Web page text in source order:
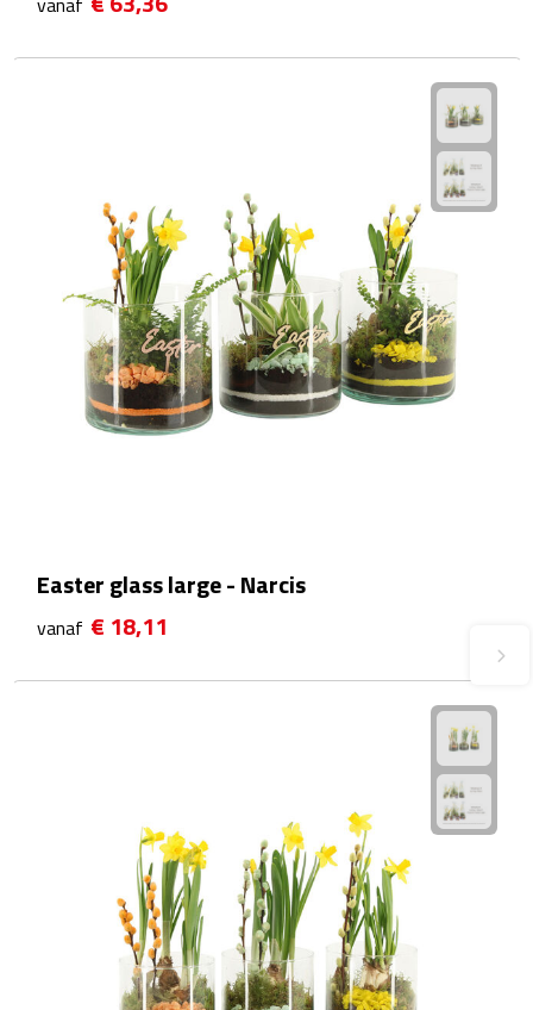
Fiets reparatiesets
Zadelhoezen
Drinkwaren
Drinkbekers
Plastic bekers
Reisbekers
Drinkflessen met karabijnhaak
Sportflessen
Thermosflessen
Easter glass large - Narcis
vanaf € 18,11